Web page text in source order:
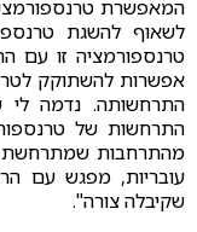
טרנספורמציה זו עם
התרחשותה. נדמה לי
מהתרחבות
עובריות, מפגש עם
שקיבלה צורה".